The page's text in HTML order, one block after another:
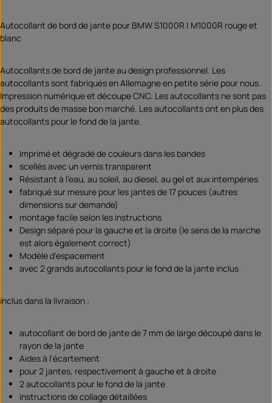
Autocollant de bord de jante pour BMW S1000R | M1000R rouge et
blanc
Autocollants de bord de jante au design professionnel. Les
autocollants sont fabriqués en Allemagne en petite série pour nous.
Impression numérique et découpe CNC. Les autocollants ne sont pas
des produits de masse bon marché. Les autocollants ont en plus des
autocollants pour le fond de la jante.
Imprimé et dégradé de couleurs dans les bandes
scellés avec un vernis transparent
Résistant à l'eau, au soleil, au diesel, au gel et aux intempéries
fabriqué sur mesure pour les jantes de 17 pouces (autres
dimensions sur demande)
montage facile selon les instructions
Design séparé pour la gauche et la droite (le sens de la marche
est alors également correct)
Modèle d'espacement
avec 2 grands autocollants pour le fond de la jante inclus
inclus dans la livraison :
autocollant de bord de jante de 7 mm de large découpé dans le
rayon de la jante
Aides à l'écartement
pour 2 jantes, respectivement à gauche et à droite
2 autocollants pour le fond de la jante
instructions de collage détaillées